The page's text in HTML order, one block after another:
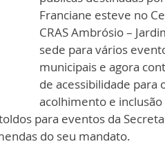
Franciane esteve no
CRAS Ambrósio –
sede para vários
municipais e agora
de acessibilidade para
acolhimento e inclusão
para eventos da
do seu mandato.